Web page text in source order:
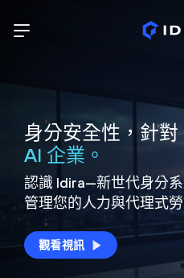
身分安全性，針對
AI 企業。
認識 Idira—新世代身分
管理您的人力與代理式
觀看視訊